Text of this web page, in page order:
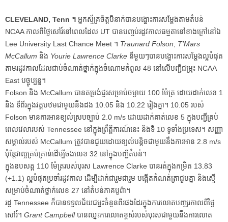
CLEVELAND, Tenn ។ អ្នកស្ម័គ្រចិត្តបីនាក់បានបង្ហោះការសម្តែងតាមតំបន់
NCAA កាលពីថ្ងៃសៅរ៍នៅពេលដែល UT បានបញ្ចប់រដូវកាលធម្មតានៅខាងក្រៅនៅឯ
Lee University Last Chance Meet ។ Traunard Folson
T’Mars
McCallum និង Yourie Lawrence Clarke នីមួយៗបានបង្ហោះការសម្តែងល្អបំផុត
តាមរដូវកាលដែលជាប់ចំណាត់ថ្នាក់ក្នុងចំណោមកំពូល 48 នៅលើបញ្ជីជម្រុះ NCAA
East បច្ចុប្បន្ន។
Folson និង McCallum បានតម្រង់ជួរសម្រាប់ចម្ងាយ 100 ម៉ែត្រ ដោយដាក់លេខ 1
និង ទីពីរក្នុងវគ្គបឋមជាមួយនឹងដង 10.05 និង 10.22 រៀងគ្នា។ 10.05 របស់
Folson មានការអានខ្យល់ស្របច្បាប់ 2.0 m/s ដោយដាក់គាត់លេខ 5 ក្នុងបញ្ជីគ្រប់
ពេលវេលារបស់ Tennessee នៅក្នុងព្រឹត្តិការណ៍នេះ និងទី 10 ទូទាំងប្រទេស។ សញ្ញា
សម្គាល់របស់ McCallum ត្រូវបានជួយដោយខ្យល់បន្តិចជាមួយនឹងការអាន 2.8 m/s
ប៉ុន្តែវាល្អគ្រប់គ្រាន់ដើម្បីចងលេខ 32 នៅក្នុងបញ្ជីតំបន់។
ក្នុង​ឧបសគ្គ 110 ម៉ែត្រ​របស់​បុរស Lawrence Clarke បាន​រត់​ក្នុង​កម្រិត 13.83
(+1.1) ល្អ​បំផុត​ប្រចាំ​រដូវ​កាល ដើម្បី​ដាក់​ជា​រួម​ជា​រួម បង្កើត​កំណត់​ត្រា​ជួប​គ្នា និង​ស្មើ​
សម្រាប់​ចំណាត់​ថ្នាក់​លេខ 27 នៅ​តំបន់​ភាគ​បូព៌ា។
រដ្ឋ Tennessee ក៏បានទទួលជ័យជម្នះចំនួនពីរផងដែរក្នុងការលោតបញ្ឈរកាលពីថ្ងៃ
សៅរ៍។ Grant Campbellបានឈ្នះការលោតខ្ពស់របស់បុរសជាមួយនឹងការលោត